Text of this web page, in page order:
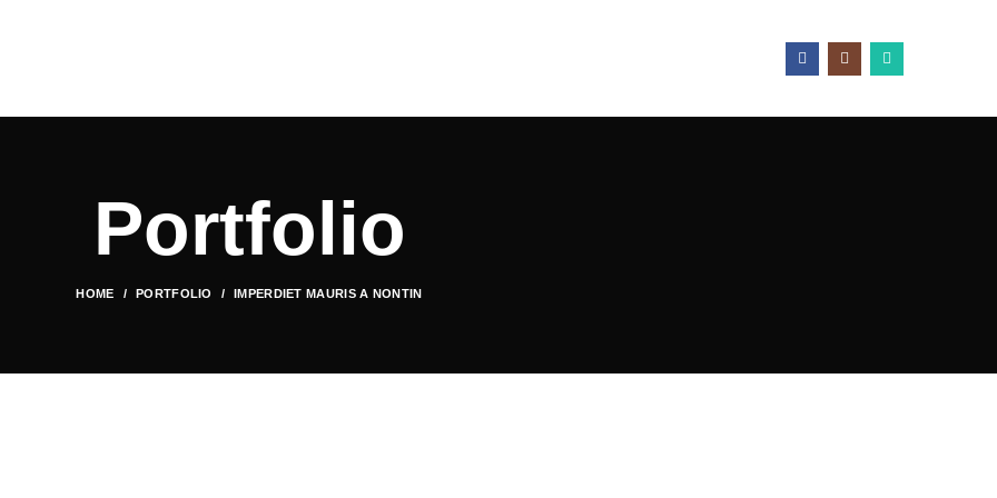
Portfolio
HOME PORTFOLIO IMPERDIET MAURIS A NONTIN